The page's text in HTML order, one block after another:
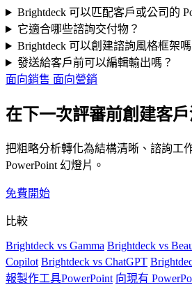
Brightdeck 可以匹配客戶或公司的
它適合哪些諮詢交付物？
Brightdeck 可以創建諮詢風格框架嗎
發送給客戶前可以編輯輸出嗎？
面向銷售 面向營銷
在下一次評審前創建客戶
把粗略分析轉化為結構清晰、諮詢工
PowerPoint 幻燈片。
免費開始
比較
Brightdeck vs Gamma Brightdeck vs
Copilot Brightdeck vs ChatGPT
報製作工具PowerPoint 向現有